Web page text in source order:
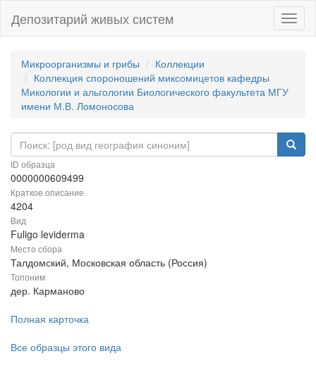
Депозитарий живых систем
Микроорганизмы и грибы
Коллекции
Коллекция спороношений миксомицетов кафедры
Микологии и альгологии Биологического факультета МГУ
имени М.В. Ломоносова
ID образца
0000000609499
Краткое описание
4204
Вид
Fuligo leviderma
Место сбора
Талдомский, Московская область (Россия)
Топоним
дер. Карманово
Полная карточка
Все образцы этого вида